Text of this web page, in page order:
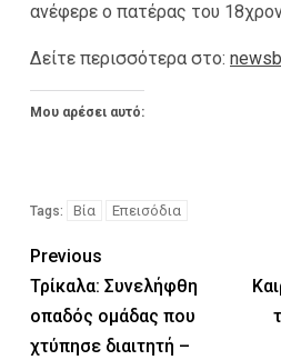
ανέφερε ο πατέρας του
Δείτε περισσότερα στο:
Μου αρέσει αυτό:
Tags: Βία Επεισόδια
Previous
Τρίκαλα: Συνελήφθη
οπαδός ομάδας που
χτύπησε διαιτητή –